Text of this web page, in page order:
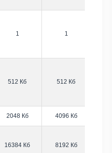
1 1
512 Кб 512 Кб
2048 Кб 4096 Кб
16384 Кб 8192 Кб